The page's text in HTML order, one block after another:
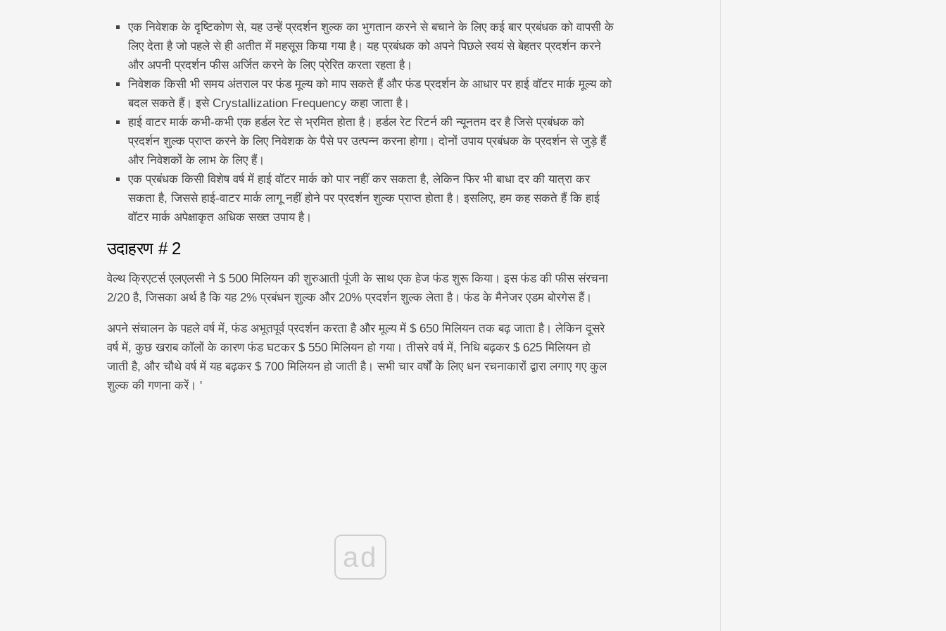
एक निवेशक के दृष्टिकोण से, यह उन्हें प्रदर्शन शुल्क का भुगतान करने से बचाने के लिए कई बार प्रबंधक को वापसी के
लिए देता है जो पहले से ही अतीत में महसूस किया गया है। यह प्रबंधक को अपने पिछले स्वयं से बेहतर प्रदर्शन करने
और अपनी प्रदर्शन फीस अर्जित करने के लिए प्रेरित करता रहता है।
निवेशक किसी भी समय अंतराल पर फंड मूल्य को माप सकते हैं और फंड प्रदर्शन के आधार पर हाई वॉटर मार्क मूल्य को
बदल सकते हैं। इसे Crystallization Frequency कहा जाता है।
हाई वाटर मार्क कभी-कभी एक हर्डल रेट से भ्रमित होता है। हर्डल रेट रिटर्न की न्यूनतम दर है जिसे प्रबंधक को
प्रदर्शन शुल्क प्राप्त करने के लिए निवेशक के पैसे पर उत्पन्न करना होगा। दोनों उपाय प्रबंधक के प्रदर्शन से जुड़े हैं
और निवेशकों के लाभ के लिए हैं।
एक प्रबंधक किसी विशेष वर्ष में हाई वॉटर मार्क को पार नहीं कर सकता है, लेकिन फिर भी बाधा दर की यात्रा कर
सकता है, जिससे हाई-वाटर मार्क लागू नहीं होने पर प्रदर्शन शुल्क प्राप्त होता है। इसलिए, हम कह सकते हैं कि हाई
वॉटर मार्क अपेक्षाकृत अधिक सख्त उपाय है।
उदाहरण # 2
वेल्थ क्रिएटर्स एलएलसी ने $ 500 मिलियन की शुरुआती पूंजी के साथ एक हेज फंड शुरू किया। इस फंड की फीस संरचना
2/20 है, जिसका अर्थ है कि यह 2% प्रबंधन शुल्क और 20% प्रदर्शन शुल्क लेता है। फंड के मैनेजर एडम बोरगेस हैं।
अपने संचालन के पहले वर्ष में, फंड अभूतपूर्व प्रदर्शन करता है और मूल्य में $ 650 मिलियन तक बढ़ जाता है। लेकिन दूसरे
वर्ष में, कुछ खराब कॉलों के कारण फंड घटकर $ 550 मिलियन हो गया। तीसरे वर्ष में, निधि बढ़कर $ 625 मिलियन हो
जाती है, और चौथे वर्ष में यह बढ़कर $ 700 मिलियन हो जाती है। सभी चार वर्षों के लिए धन रचनाकारों द्वारा लगाए गए कुल
शुल्क की गणना करें। '
ad